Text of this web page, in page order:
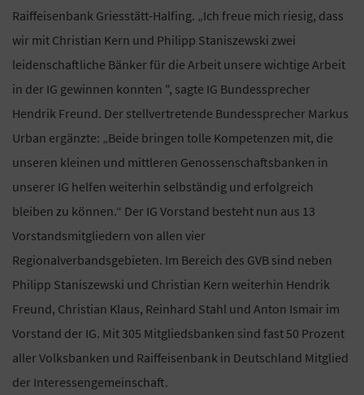
Raiffeisenbank Griesstätt-Halfing. „Ich freue mich riesig, dass
wir mit Christian Kern und Philipp Staniszewski zwei
leidenschaftliche Bänker für die Arbeit unsere wichtige Arbeit
in der IG gewinnen konnten ", sagte IG Bundessprecher
Hendrik Freund. Der stellvertretende Bundessprecher Markus
Urban ergänzte: „Beide bringen tolle Kompetenzen mit, die
unseren kleinen und mittleren Genossenschaftsbanken in
unserer IG helfen weiterhin selbständig und erfolgreich
bleiben zu können.“ Der IG Vorstand besteht nun aus 13
Vorstandsmitgliedern von allen vier
Regionalverbandsgebieten. Im Bereich des GVB sind neben
Philipp Staniszewski und Christian Kern weiterhin Hendrik
Freund, Christian Klaus, Reinhard Stahl und Anton Ismair im
Vorstand der IG. Mit 305 Mitgliedsbanken sind fast 50 Prozent
aller Volksbanken und Raiffeisenbank in Deutschland Mitglied
der Interessengemeinschaft.